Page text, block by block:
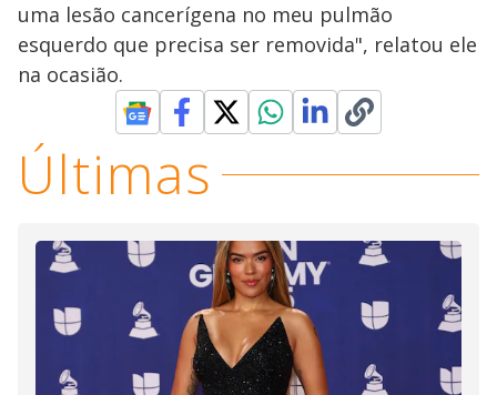
uma lesão cancerígena no meu pulmão
esquerdo que precisa ser removida", relatou ele
na ocasião.
Últimas